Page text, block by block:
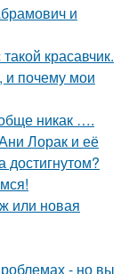
и
красавчик.
и почему мои
никак ….
Лорак и её
достигнутом?
или новая
- но вы